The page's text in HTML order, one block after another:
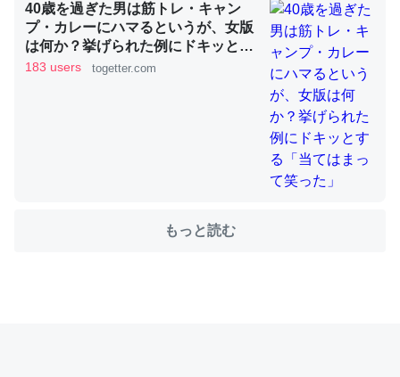
これを元に考えるとカルシウムを大量に使う脊椎動物と貝
類は苦労してるんだな…。腹足類だと殻を無くしてナメク
─ニュース :: 【研究発表】昆虫学の大問題＝「昆虫はなぜ海にいな
ウチもEchoを実家に置いて４年。でたまに覗いてる。ぼ
40歳を過ぎた男は筋トレ・キャン
プ・カレーにハマるというが、女版
は何か？挙げられた例にドキッとす
る「当てはまって笑った」
183 users togetter.com
もっと読む